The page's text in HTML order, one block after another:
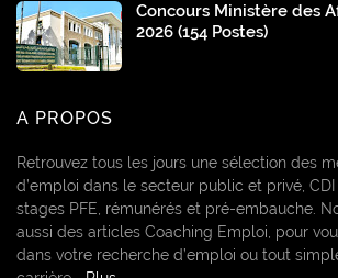
Concours Ministère des
2026 (154 Postes)
A PROPOS
Retrouvez tous les jours une sélection des
d’emploi dans le secteur public et privé,
stages PFE, rémunérés et pré-embauche.
aussi des articles Coaching Emploi, pour
dans votre recherche d’emploi ou tout